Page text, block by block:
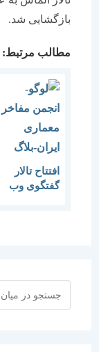
بازگشایی شد.
مطالب مرتبط:
افتتاح تالار
گفتگوی وب